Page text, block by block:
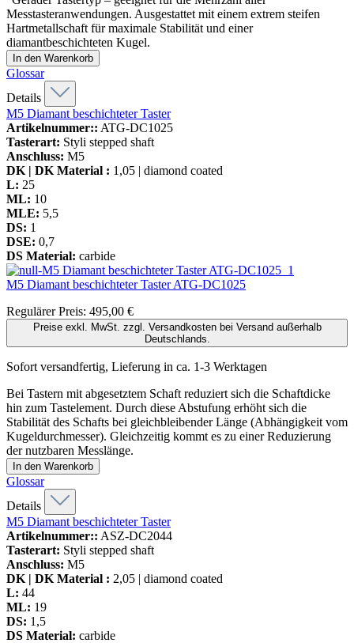
Messtasteranwendungen. Ausgestattet mit einem extrem steifen
Hartmetallschaft für maximale Stabilität und einer
diamantbeschichteten Kugel.
In den Warenkorb
Glossar
Details
M5 Diamant beschichteter Taster
Artikelnummer:: ATG-DC1025
Tasterart: Styli stepped shaft
Anschluss: M5
DK | DK Material : 1,05 | diamond coated
L: 25
ML: 10
MLE: 5,5
DS: 1
DSE: 0,7
DS Material: carbide
M5 Diamant beschichteter TasterATG-DC1025
Regulärer Preis: 495,00 €
Preise exkl. MwSt. zzgl. Versandkosten bei Versand außerhalb
Deutschlands.
Sofort versandfertig, Lieferung in ca. 1-3 Werktagen
Bei Tastern mit abgesetztem Schaft reduziert sich die Schaftdicke
hin zum Tastelement. Durch diese Abstufung erhöht sich die
Stabilität des Schafts bei gleichbleibender Länge (Abhängigkeit vom
Kugeldurchmesser). Gleichzeitig kommt es zu einer Reduzierung
der nutzbaren Messlänge.
In den Warenkorb
Glossar
Details
M5 Diamant beschichteter Taster
Artikelnummer:: ASZ-DC2044
Tasterart: Styli stepped shaft
Anschluss: M5
DK | DK Material : 2,05 | diamond coated
L: 44
ML: 19
DS: 1,5
DS Material: carbide